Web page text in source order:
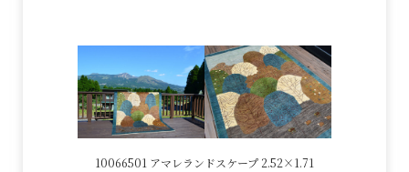
10066501 アマレランドスケープ 2.52×1.71